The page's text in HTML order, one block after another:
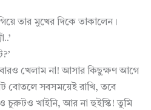
তার মুখের দিকে তাকালেন।
খেলাম না! আসার কিছুক্ষণ আগে
বোতলে সবসময়েই রাখি, তবে
খাইনি, আর না হুইস্কি! তুমি